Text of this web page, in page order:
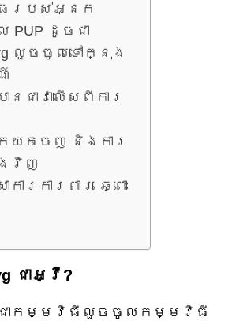
របស់អ្នក
PUP ដូចជា
លួចចូលទៅក្នុង
នជាវាលើសពីការ
យកចេញ និងការ
ងវិញ
ការការពារ ឆ្ពោះ
ជាអ្វី?
គឺជាកម្មវិធីលួចចូលកម្មវិធី